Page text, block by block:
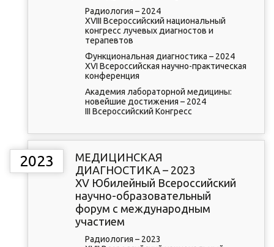
Радиология – 2024
XVIII Всероссийский национальный
конгресс лучевых диагностов и
терапевтов
Функциональная диагностика – 2024
XVI Всероссийская научно-практическая
конференция
Академия лабораторной медицины:
новейшие достижения – 2024
III Всероссийский Конгресс
2023
МЕДИЦИНСКАЯ
ДИАГНОСТИКА – 2023
XV Юбилейный Всероссийский
научно-образовательный
форум с международным
участием
Радиология – 2023